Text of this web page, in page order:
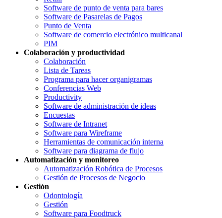
Software de punto de venta para bares
Software de Pasarelas de Pagos
Punto de Venta
Software de comercio electrónico multicanal
PIM
Colaboración y productividad
Colaboración
Lista de Tareas
Programa para hacer organigramas
Conferencias Web
Productivity
Software de administración de ideas
Encuestas
Software de Intranet
Software para Wireframe
Herramientas de comunicación interna
Software para diagrama de flujo
Automatización y monitoreo
Automatización Robótica de Procesos
Gestión de Procesos de Negocio
Gestión
Odontología
Gestión
Software para Foodtruck